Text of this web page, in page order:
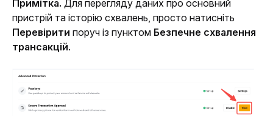
Примітка. Для перегляду даних про основний
Перевірити поруч із пунктом Безпечне схвалення
трансакцій.